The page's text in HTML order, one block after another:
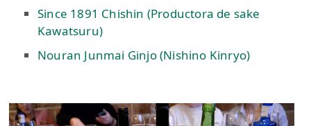
Since 1891 Chishin (Productora de sake
Kawatsuru)
Nouran Junmai Ginjo (Nishino Kinryo)